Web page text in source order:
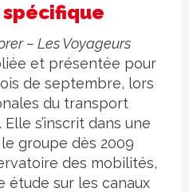
– Les Voyageurs
et présentée pour
de septembre, lors
du transport
s’inscrit dans une
groupe dès 2009
des mobilités,
étude sur les canaux